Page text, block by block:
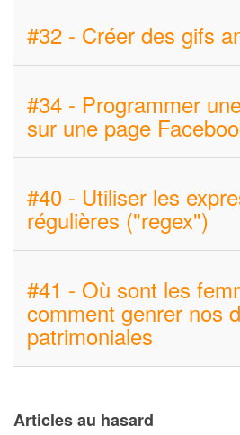
#32 - Créer des gifs
#34 - Programmer
sur une page
#40 - Utiliser les
régulières ("regex")
#41 - Où sont les
comment genrer nos
patrimoniales
Articles au hasard